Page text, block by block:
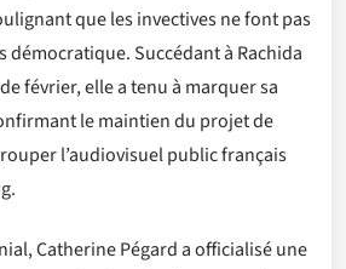
que les invectives ne font pas
démocratique. Succédant à Rachida
février, elle a tenu à marquer sa
le maintien du projet de
l’audiovisuel public français
Catherine Pégard a officialisé une